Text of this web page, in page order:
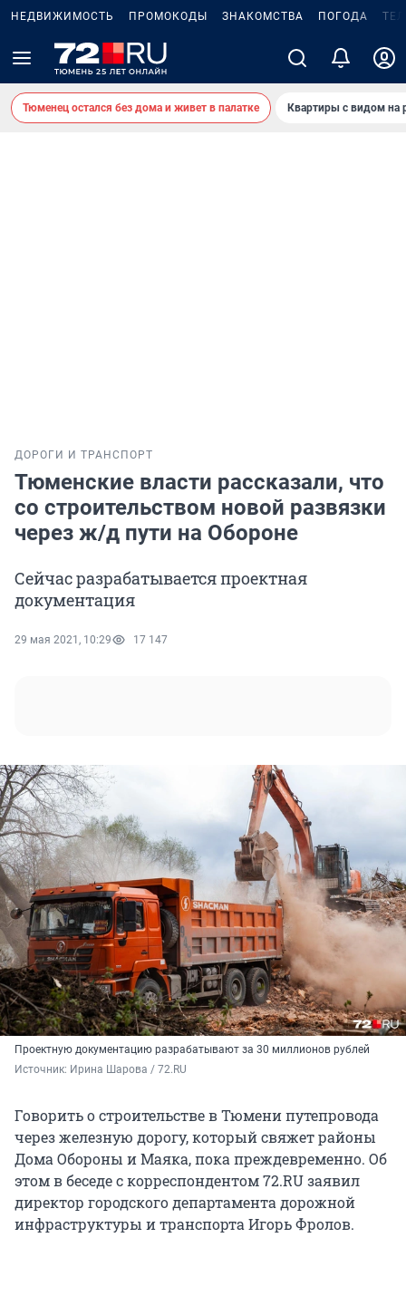
НЕДВИЖИМОСТЬ ПРОМОКОДЫ ЗНАКОМСТВА ПОГОДА
Тюменец остался без дома и живет в палатке Квартиры с видом на
ДОРОГИ И ТРАНСПОРТ
Тюменские власти рассказали, что
со строительством новой развязки
через ж/д пути на Обороне
Сейчас разрабатывается проектная
документация
29 мая 2021, 10:29 17 147
Проектную документацию разрабатывают за 30 миллионов рублей
Источник: Ирина Шарова / 72.RU
Говорить о строительстве в Тюмени путепровода
через железную дорогу, который свяжет районы
Дома Обороны и Маяка, пока преждевременно. Об
этом в беседе с корреспондентом 72.RU заявил
директор городского департамента дорожной
инфраструктуры и транспорта Игорь Фролов.